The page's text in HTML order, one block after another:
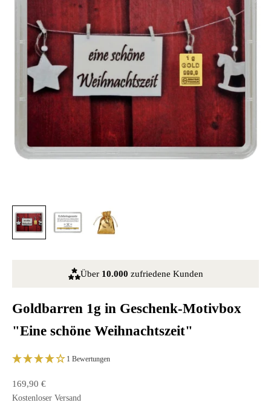
Über 10.000 zufriedene Kunden
Goldbarren 1g in Geschenk-Motivbox
"Eine schöne Weihnachtszeit"
1 Bewertungen
Angebot
169,90 €
Kostenloser Versand